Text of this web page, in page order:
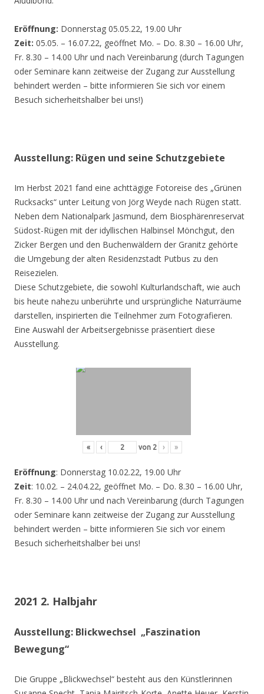
Eröffnung: Donnerstag 05.05.22, 19.00 Uhr
Zeit: 05.05. – 16.07.22, geöffnet Mo. – Do. 8.30 – 16.00 Uhr,
Fr. 8.30 – 14.00 Uhr und nach Vereinbarung (durch Tagungen
oder Seminare kann zeitweise der Zugang zur Ausstellung
behindert werden – bitte informieren Sie sich vor einem
Besuch sicherheitshalber bei uns!)
Ausstellung: Rügen und seine Schutzgebiete
Im Herbst 2021 fand eine achttägige Fotoreise des „Grünen
Rucksacks“ unter Leitung von Jörg Weyde nach Rügen statt.
Neben dem Nationalpark Jasmund, dem Biosphärenreservat
Südost-Rügen mit der idyllischen Halbinsel Mönchgut, den
Zicker Bergen und den Buchenwäldern der Granitz gehörte
die Umgebung der alten Residenzstadt Putbus zu den
Reisezielen.
Diese Schutzgebiete, die sowohl Kulturlandschaft, wie auch
bis heute nahezu unberührte und ursprüngliche Naturräume
darstellen, inspirierten die Teilnehmer zum Fotografieren.
Eine Auswahl der Arbeitsergebnisse präsentiert diese
Ausstellung.
« ‹ von 2 › »
Eröffnung: Donnerstag 10.02.22, 19.00 Uhr
Zeit: 10.02. – 24.04.22, geöffnet Mo. – Do. 8.30 – 16.00 Uhr,
Fr. 8.30 – 14.00 Uhr und nach Vereinbarung (durch Tagungen
oder Seminare kann zeitweise der Zugang zur Ausstellung
behindert werden – bitte informieren Sie sich vor einem
Besuch sicherheitshalber bei uns!
2021 2. Halbjahr
Ausstellung: Blickwechsel „Faszination
Bewegung“
Die Gruppe „Blickwechsel“ besteht aus den Künstlerinnen